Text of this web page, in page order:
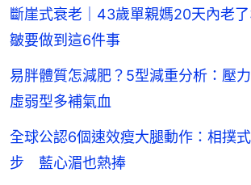
斷崖式衰老｜43歲單親媽20天內老
皺要做到這6件事
易胖體質怎減肥？5型減重分析：壓
虛弱型多補氣血
全球公認6個速效瘦大腿動作：相撲
步 藍心湄也熱捧